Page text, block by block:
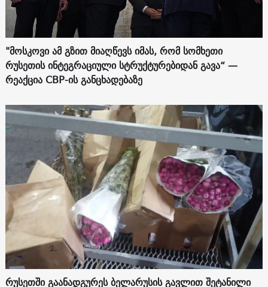
"მოსკოვი ამ გზით მიაღწევს იმას, რომ სომხეთი
რუსეთის ინტეგრაციული სტრუქტურებიდან გავა“ —
რეაქცია СВР-ის განცხადებაზე
რუსეთში გაანადგურეს ბელარუსის გავლით შეტანილი